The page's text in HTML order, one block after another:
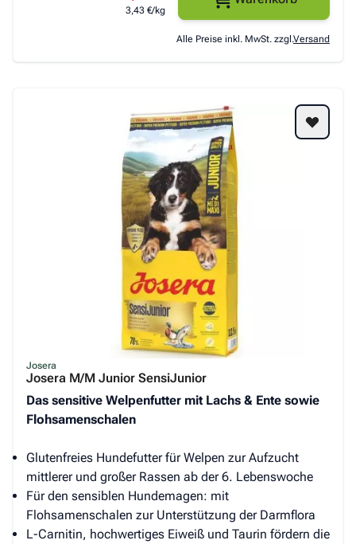
3,43 €/kg
Alle Preise inkl. MwSt. zzgl.Versand
Josera
Josera M/M Junior SensiJunior
Das sensitive Welpenfutter mit Lachs & Ente sowie
Flohsamenschalen
Glutenfreies Hundefutter für Welpen zur Aufzucht
mittlerer und großer Rassen ab der 6. Lebenswoche
Für den sensiblen Hundemagen: mit
Flohsamenschalen zur Unterstützung der Darmflora
L-Carnitin, hochwertiges Eiweiß und Taurin fördern die